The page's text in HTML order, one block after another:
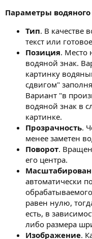
Параметры водяного
Тип. В качестве
текст или
Позиция. Место
водяной знак.
картинку
сдвигом"
Вариант "в
водяной знак в
картинке.
Прозрачность.
менее заметен
Поворот.
его центра.
автоматически
равен нулю,
есть, в
либо размера
Изображение.